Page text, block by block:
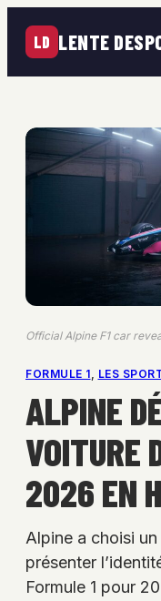
LD LENTE
Official Alpine F1 car
FORMULE 1, LES
ALPINE
VOITURE
2026 EN
Alpine a choisi
présenter
Formule 1 pour